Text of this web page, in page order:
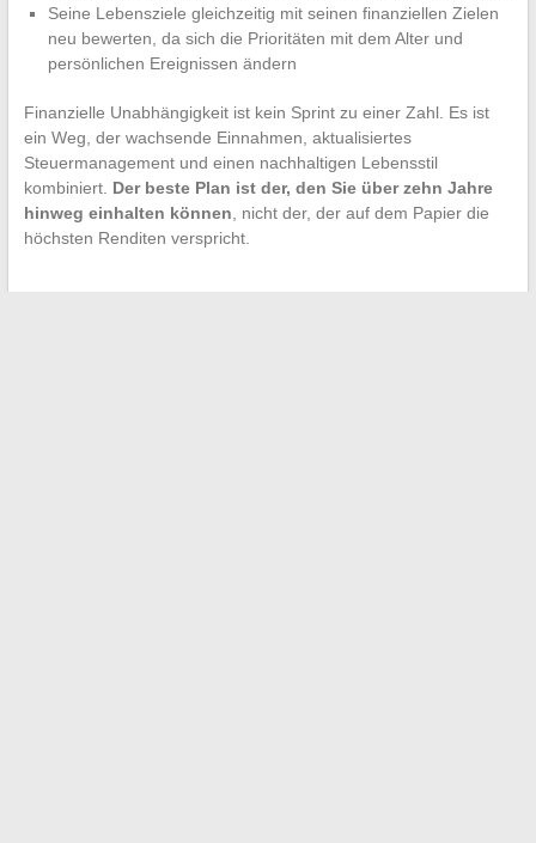
Seine Lebensziele gleichzeitig mit seinen finanziellen Zielen
neu bewerten, da sich die Prioritäten mit dem Alter und
persönlichen Ereignissen ändern
Finanzielle Unabhängigkeit ist kein Sprint zu einer Zahl. Es ist
ein Weg, der wachsende Einnahmen, aktualisiertes
Steuermanagement und einen nachhaltigen Lebensstil
kombiniert. Der beste Plan ist der, den Sie über zehn Jahre
hinweg einhalten können, nicht der, der auf dem Papier die
höchsten Renditen verspricht.